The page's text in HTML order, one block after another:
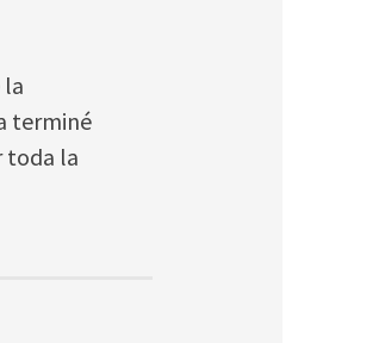
la
terminé
toda la